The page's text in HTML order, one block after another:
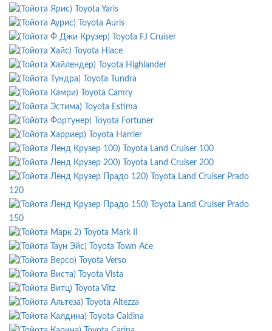
Toyota Yaris
Toyota Auris
Toyota FJ Cruiser
Toyota Hiace
Toyota Highlander
Toyota Tundra
Toyota Camry
Toyota Estima
Toyota Fortuner
Toyota Harrier
Toyota Land Cruiser 100
Toyota Land Cruiser 200
Toyota Land Cruiser Prado
120
Toyota Land Cruiser Prado
150
Toyota Mark II
Toyota Town Ace
Toyota Verso
Toyota Vista
Toyota Vitz
Toyota Altezza
Toyota Caldina